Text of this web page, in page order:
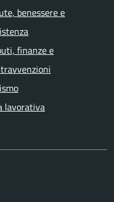
benessere e
finanze e
lavorativa